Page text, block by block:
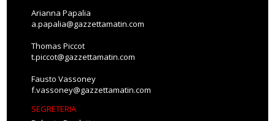
Arianna Papalia
a.papalia@gazzettamatin.com
Thomas Piccot
t.piccot@gazzettamatin.com
Fausto Vassoney
f.vassoney@gazzettamatin.com
SEGRETERIA